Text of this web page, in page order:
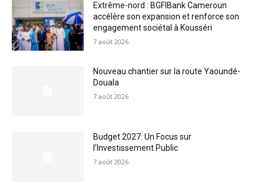
Extrême-nord : BGFIBank Cameroun
accélère son expansion et renforce son
engagement sociétal à Kousséri
7 août 2026
Nouveau chantier sur la route Yaoundé-
Douala
7 août 2026
Budget 2027: Un Focus sur
l’Investissement Public
7 août 2026